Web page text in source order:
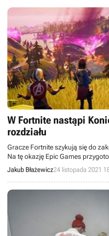
W Fortnite nastąpi
rozdziału
Gracze Fortnite szykują się do
Na tę okazję Epic Games
„Koniec”.
Jakub Błażewicz24 listopada 2021